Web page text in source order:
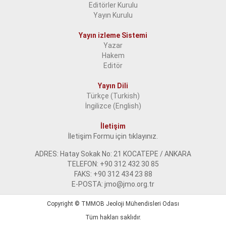
Editörler Kurulu
Yayın Kurulu
Yayın izleme Sistemi
Yazar
Hakem
Editör
Yayın Dili
Türkçe (Turkish)
İngilizce (English)
İletişim
İletişim Formu için tıklayınız.
ADRES: Hatay Sokak No: 21 KOCATEPE / ANKARA
TELEFON: +90 312 432 30 85
FAKS: +90 312 434 23 88
E-POSTA: jmo@jmo.org.tr
Copyright © TMMOB Jeoloji Mühendisleri Odası
Tüm hakları saklıdır.